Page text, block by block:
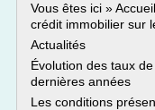
Vous êtes ici »
crédit immobilier sur
Actualités
Évolution des taux
dernières années
Les conditions